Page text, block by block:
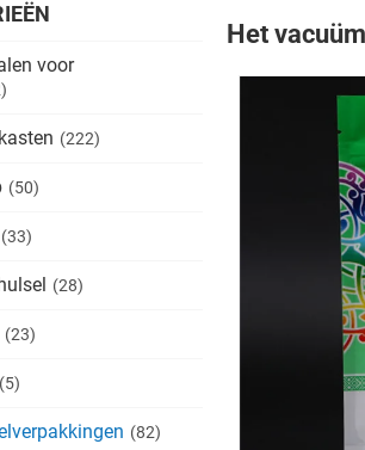
voor
(222)
(50)
(33)
(28)
(23)
(5)
(82)
Het